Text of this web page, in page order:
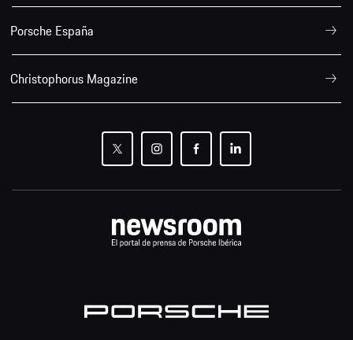
Porsche España
Christophorus Magazine